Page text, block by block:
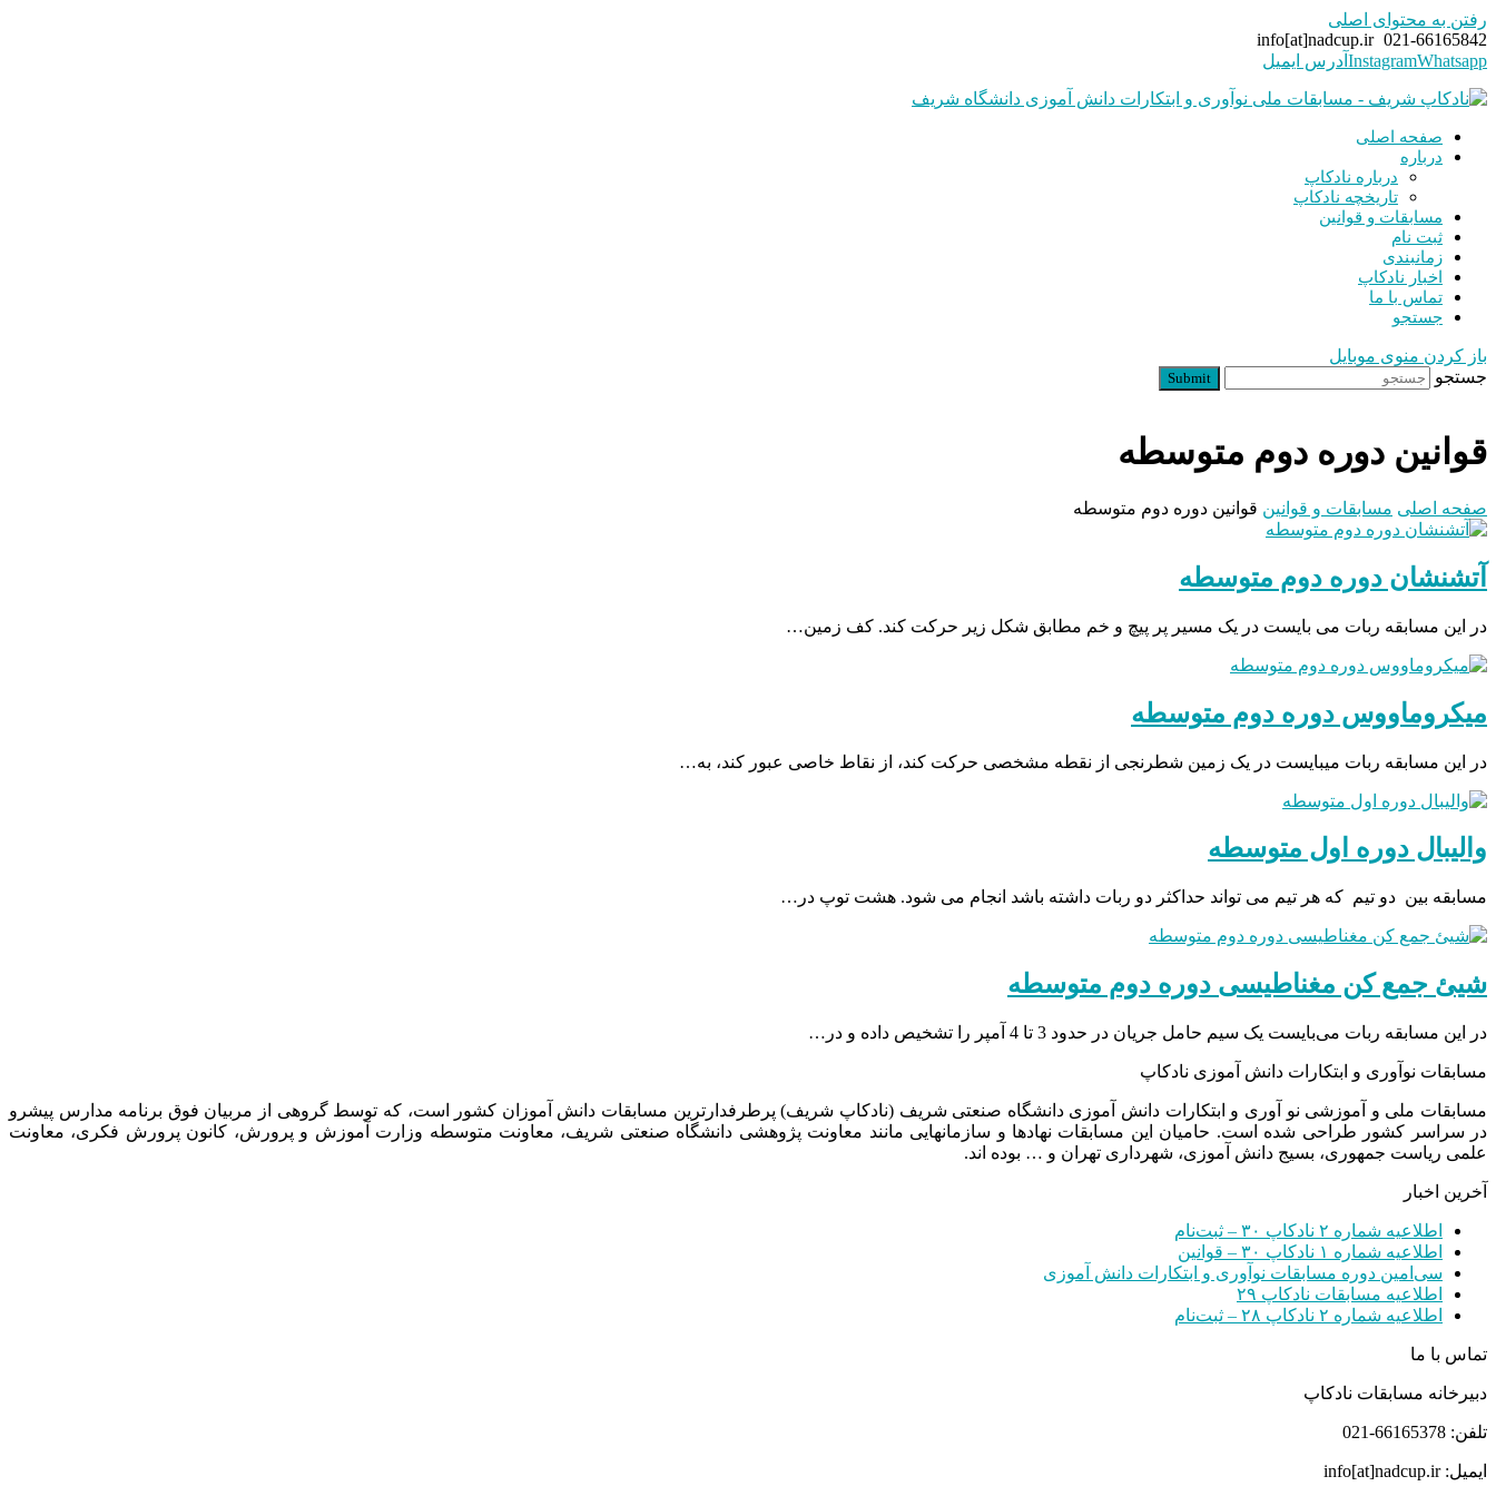
رفتن به محتوای اصلی
021-66165842
info[at]nadcup.ir
InstagramWhatsapp آدرس ایمیل
صفحه اصلی
درباره
درباره نادکاپ
تاریخچه نادکاپ
مسابقات و قوانین
ثبت نام
زمانبندی
اخبار نادکاپ
تماس با ما
جستجو
باز کردن منوی موبایل
جستجو
Submit
قوانین دوره دوم متوسطه
صفحه اصلی مسابقات و قوانین قوانین دوره دوم متوسطه
آتشنشان دوره دوم متوسطه
در این مسابقه ربات می بایست در یک مسیر پر پیچ و خم مطابق شکل زیر حرکت کند. کف زمین…
میکروماووس دوره دوم متوسطه
در این مسابقه ربات میبایست در یک زمین شطرنجی از نقطه مشخصی حرکت کند، از نقاط خاصی عبور کند، به…
والیبال دوره اول متوسطه
مسابقه بین دو تیم که هر تیم می تواند حداکثر دو ربات داشته باشد انجام می شود. هشت توپ در…
شیئ جمع کن مغناطیسی دوره دوم متوسطه
در این مسابقه ربات می‌بایست یک سیم حامل جریان در حدود 3 تا 4 آمپر را تشخیص داده و در…
مسابقات نوآوری و ابتکارات دانش آموزی نادکاپ
مسابقات ملی و آموزشی نو آوری و ابتکارات دانش آموزی دانشگاه صنعتی شریف (نادکاپ شریف) پرطرفدارترین مسابقات دانش آموزان کشور است، که توسط گروهی از مربیان فوق برنامه مدارس پیشرو
در سراسر کشور طراحی شده است. حامیان این مسابقات نهادها و سازمانهایی مانند معاونت پژوهشی دانشگاه صنعتی شریف، معاونت متوسطه وزارت آموزش و پرورش، کانون پرورش فکری، معاونت
علمی ریاست جمهوری، بسیج دانش آموزی، شهرداری تهران و … بوده اند.
آخرین اخبار
اطلاعیه شماره ۲ نادکاپ ۳۰ – ثبت‌نام
اطلاعیه شماره ۱ نادکاپ ۳۰ – قوانین
سی‌امین دوره مسابقات نوآوری و ابتکارات دانش آموزی
اطلاعیه مسابقات نادکاپ ۲۹
اطلاعیه شماره ۲ نادکاپ ۲۸ – ثبت‌نام
تماس با ما
دبیرخانه مسابقات نادکاپ
تلفن: 66165378-021
ایمیل: info[at]nadcup.ir